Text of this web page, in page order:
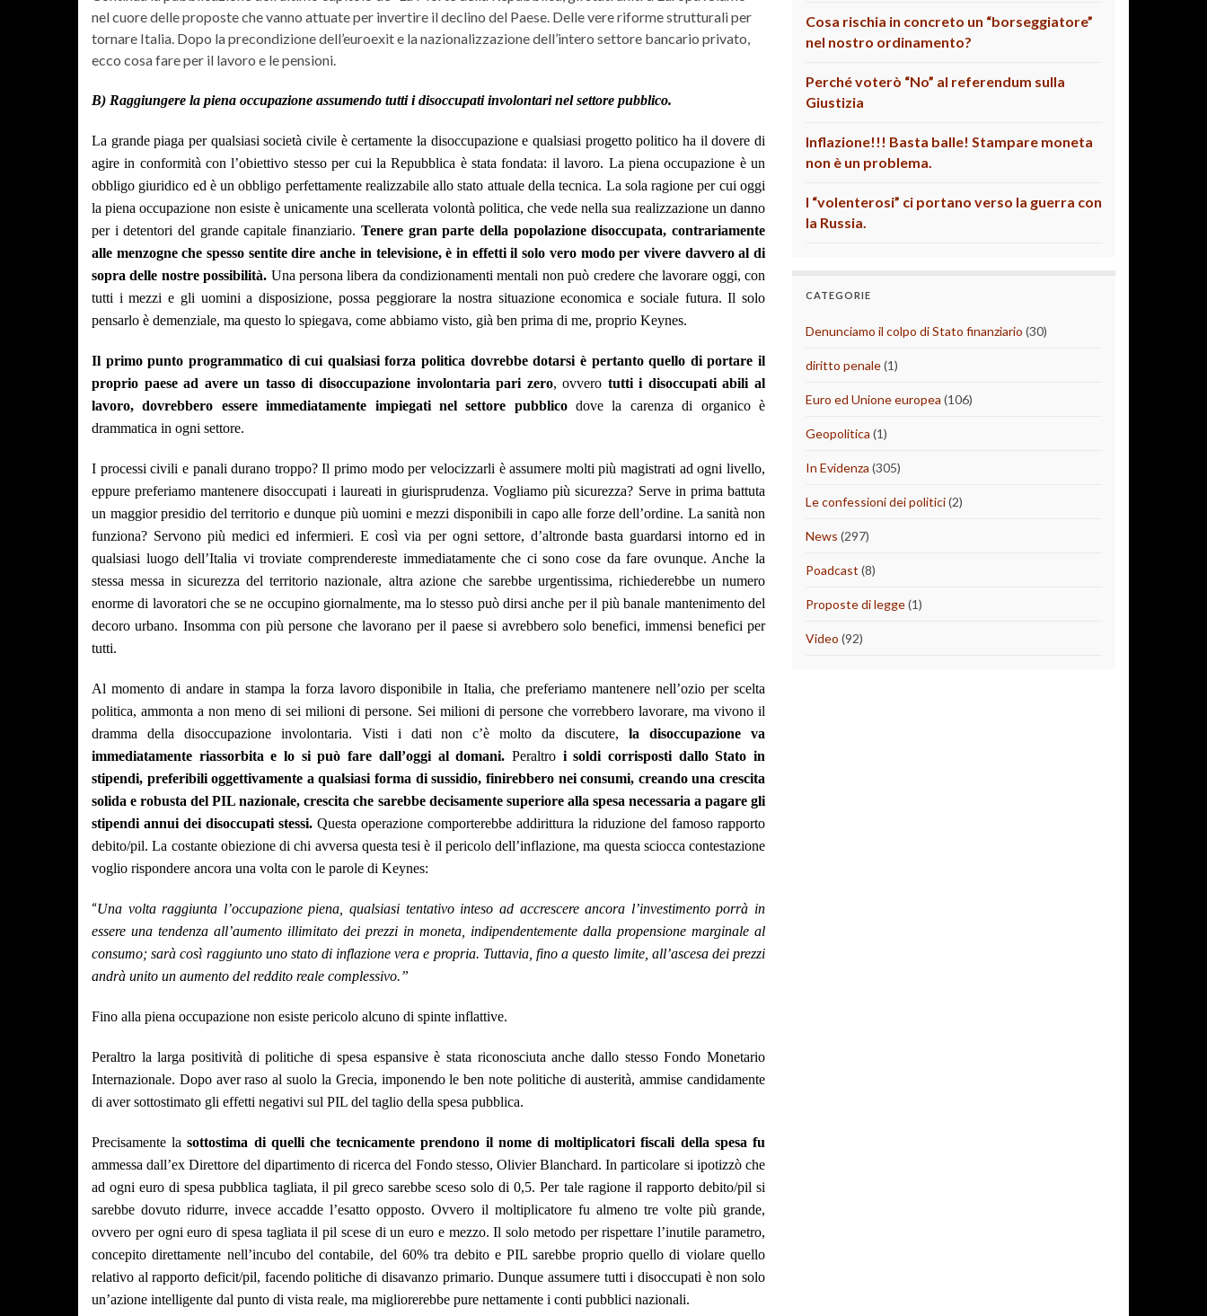
nel cuore delle proposte che vanno attuate per invertire il declino del Paese. Delle vere riforme strutturali per
tornare Italia. Dopo la precondizione dell’euroexit e la nazionalizzazione dell’intero settore bancario privato,
ecco cosa fare per il lavoro e le pensioni.
B) Raggiungere la piena occupazione assumendo tutti i disoccupati involontari nel settore pubblico.
La grande piaga per qualsiasi società civile è certamente la disoccupazione e qualsiasi progetto politico ha il dovere di
agire in conformità con l’obiettivo stesso per cui la Repubblica è stata fondata: il lavoro. La piena occupazione è un
obbligo giuridico ed è un obbligo perfettamente realizzabile allo stato attuale della tecnica. La sola ragione per cui oggi
la piena occupazione non esiste è unicamente una scellerata volontà politica, che vede nella sua realizzazione un danno
per i detentori del grande capitale finanziario. Tenere gran parte della popolazione disoccupata, contrariamente
alle menzogne che spesso sentite dire anche in televisione, è in effetti il solo vero modo per vivere davvero al di
sopra delle nostre possibilità. Una persona libera da condizionamenti mentali non può credere che lavorare oggi, con
tutti i mezzi e gli uomini a disposizione, possa peggiorare la nostra situazione economica e sociale futura. Il solo
pensarlo è demenziale, ma questo lo spiegava, come abbiamo visto, già ben prima di me, proprio Keynes.
Il primo punto programmatico di cui qualsiasi forza politica dovrebbe dotarsi è pertanto quello di portare il
proprio paese ad avere un tasso di disoccupazione involontaria pari zero, ovvero tutti i disoccupati abili al
lavoro, dovrebbero essere immediatamente impiegati nel settore pubblicodove la carenza di organico è
drammatica in ogni settore.
I processi civili e panali durano troppo? Il primo modo per velocizzarli è assumere molti più magistrati ad ogni livello,
eppure preferiamo mantenere disoccupati i laureati in giurisprudenza. Vogliamo più sicurezza? Serve in prima battuta
un maggior presidio del territorio e dunque più uomini e mezzi disponibili in capo alle forze dell’ordine. La sanità non
funziona? Servono più medici ed infermieri. E così via per ogni settore, d’altronde basta guardarsi intorno ed in
qualsiasi luogo dell’Italia vi troviate comprendereste immediatamente che ci sono cose da fare ovunque. Anche la
stessa messa in sicurezza del territorio nazionale, altra azione che sarebbe urgentissima, richiederebbe un numero
enorme di lavoratori che se ne occupino giornalmente, ma lo stesso può dirsi anche per il più banale mantenimento del
decoro urbano. Insomma con più persone che lavorano per il paese si avrebbero solo benefici, immensi benefici per
tutti.
Al momento di andare in stampa la forza lavoro disponibile in Italia, che preferiamo mantenere nell’ozio per scelta
politica, ammonta a non meno di sei milioni di persone. Sei milioni di persone che vorrebbero lavorare, ma vivono il
dramma della disoccupazione involontaria. Visti i dati non c’è molto da discutere, la disoccupazione va
immediatamente riassorbita e lo si può fare dall’oggi al domani. Peraltro i soldi corrisposti dallo Stato in
stipendi, preferibili oggettivamente a qualsiasi forma di sussidio, finirebbero nei consumi, creando una crescita
solida e robusta del PIL nazionale, crescita che sarebbe decisamente superiore alla spesa necessaria a pagare gli
stipendi annui dei disoccupati stessi. Questa operazione comporterebbe addirittura la riduzione del famoso rapporto
debito/pil. La costante obiezione di chi avversa questa tesi è il pericolo dell’inflazione, ma questa sciocca contestazione
voglio rispondere ancora una volta con le parole di Keynes:
“Una volta raggiunta l’occupazione piena, qualsiasi tentativo inteso ad accrescere ancora l’investimento porrà in
essere una tendenza all’aumento illimitato dei prezzi in moneta, indipendentemente dalla propensione marginale al
consumo; sarà così raggiunto uno stato di inflazione vera e propria. Tuttavia, fino a questo limite, all’ascesa dei prezzi
andrà unito un aumento del reddito reale complessivo.”
Fino alla piena occupazione non esiste pericolo alcuno di spinte inflattive.
Peraltro la larga positività di politiche di spesa espansive è stata riconosciuta anche dallo stesso Fondo Monetario
Internazionale. Dopo aver raso al suolo la Grecia, imponendo le ben note politiche di austerità, ammise candidamente
di aver sottostimato gli effetti negativi sul PIL del taglio della spesa pubblica.
Precisamente lasottostima di quelli che tecnicamente prendono il nome di moltiplicatori fiscali della spesa fu
ammessa dall’ex Direttore del dipartimento di ricerca del Fondo stesso, Olivier Blanchard. In particolare si ipotizzò che
ad ogni euro di spesa pubblica tagliata, il pil greco sarebbe sceso solo di 0,5. Per tale ragione il rapporto debito/pil si
sarebbe dovuto ridurre, invece accadde l’esatto opposto. Ovvero il moltiplicatore fu almeno tre volte più grande,
ovvero per ogni euro di spesa tagliata il pil scese di un euro e mezzo. Il solo metodo per rispettare l’inutile parametro,
concepito direttamente nell’incubo del contabile, del 60% tra debito e PIL sarebbe proprio quello di violare quello
relativo al rapporto deficit/pil, facendo politiche di disavanzo primario. Dunque assumere tutti i disoccupati è non solo
un’azione intelligente dal punto di vista reale, ma migliorerebbe pure nettamente i conti pubblici nazionali.
Cosa rischia in concreto un “borseggiatore”
nel nostro ordinamento?
Perché voterò “No” al referendum sulla
Giustizia
Inflazione!!! Basta balle! Stampare moneta
non è un problema.
I “volenterosi” ci portano verso la guerra con
la Russia.
CATEGORIE
Denunciamo il colpo di Stato finanziario (30)
diritto penale(1)
Euro ed Unione europea (106)
Geopolitica (1)
In Evidenza (305)
Le confessioni dei politici(2)
News (297)
Poadcast (8)
Proposte di legge(1)
Video (92)